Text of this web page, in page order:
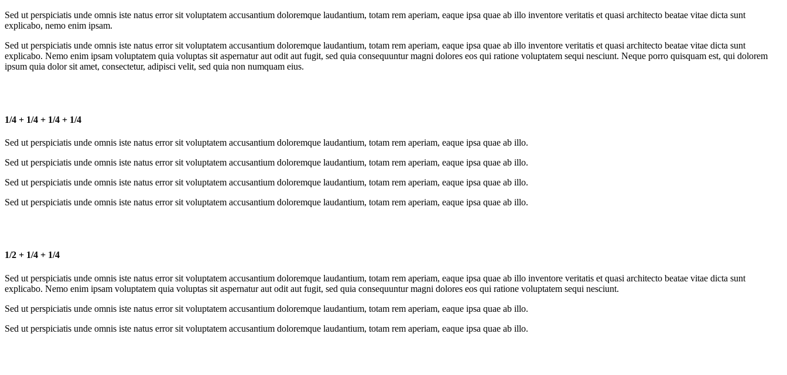
Sed ut perspiciatis unde omnis iste natus error sit voluptatem accusantium doloremque laudantium, totam rem aperiam, eaque ipsa quae ab illo inventore veritatis et quasi architecto beatae vitae dicta sunt
explicabo, nemo enim ipsam.
Sed ut perspiciatis unde omnis iste natus error sit voluptatem accusantium doloremque laudantium, totam rem aperiam, eaque ipsa quae ab illo inventore veritatis et quasi architecto beatae vitae dicta sunt
explicabo. Nemo enim ipsam voluptatem quia voluptas sit aspernatur aut odit aut fugit, sed quia consequuntur magni dolores eos qui ratione voluptatem sequi nesciunt. Neque porro quisquam est, qui dolorem
ipsum quia dolor sit amet, consectetur, adipisci velit, sed quia non numquam eius.
1/4 + 1/4 + 1/4 + 1/4
Sed ut perspiciatis unde omnis iste natus error sit voluptatem accusantium doloremque laudantium, totam rem aperiam, eaque ipsa quae ab illo.
Sed ut perspiciatis unde omnis iste natus error sit voluptatem accusantium doloremque laudantium, totam rem aperiam, eaque ipsa quae ab illo.
Sed ut perspiciatis unde omnis iste natus error sit voluptatem accusantium doloremque laudantium, totam rem aperiam, eaque ipsa quae ab illo.
Sed ut perspiciatis unde omnis iste natus error sit voluptatem accusantium doloremque laudantium, totam rem aperiam, eaque ipsa quae ab illo.
1/2 + 1/4 + 1/4
Sed ut perspiciatis unde omnis iste natus error sit voluptatem accusantium doloremque laudantium, totam rem aperiam, eaque ipsa quae ab illo inventore veritatis et quasi architecto beatae vitae dicta sunt
explicabo. Nemo enim ipsam voluptatem quia voluptas sit aspernatur aut odit aut fugit, sed quia consequuntur magni dolores eos qui ratione voluptatem sequi nesciunt.
Sed ut perspiciatis unde omnis iste natus error sit voluptatem accusantium doloremque laudantium, totam rem aperiam, eaque ipsa quae ab illo.
Sed ut perspiciatis unde omnis iste natus error sit voluptatem accusantium doloremque laudantium, totam rem aperiam, eaque ipsa quae ab illo.